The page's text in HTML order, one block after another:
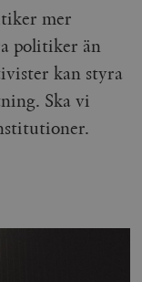
mer
politiker än
kan styra
Ska vi